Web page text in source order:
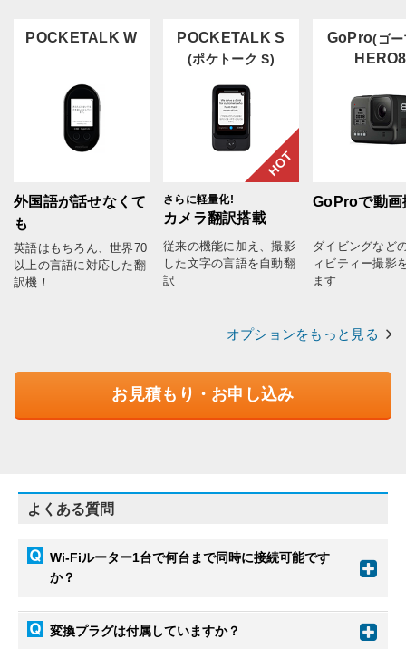
POCKETALK W
外国語が話せなくて
も
英語はもちろん、世界70
以上の言語に対応した翻
訳機！
POCKETALK S
(ポケトーク S)
HOT
さらに軽量化!
カメラ翻訳搭載
従来の機能に加え、撮影
した文字の言語を自動翻
訳
GoPro(ゴ
HERO8
GoProで動画
ダイビングなど
ィビティー撮影
ます
オプションをもっと見る
お見積もり・お申し込み
よくある質問
Wi-Fiルーター1台で何台まで同時に接続可能です
か？
変換プラグは付属していますか？